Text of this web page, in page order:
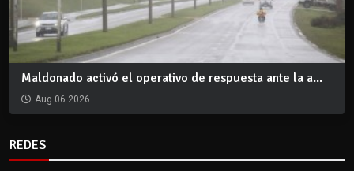
Maldonado activó el operativo de respuesta ante la a...
Aug 06 2026
REDES